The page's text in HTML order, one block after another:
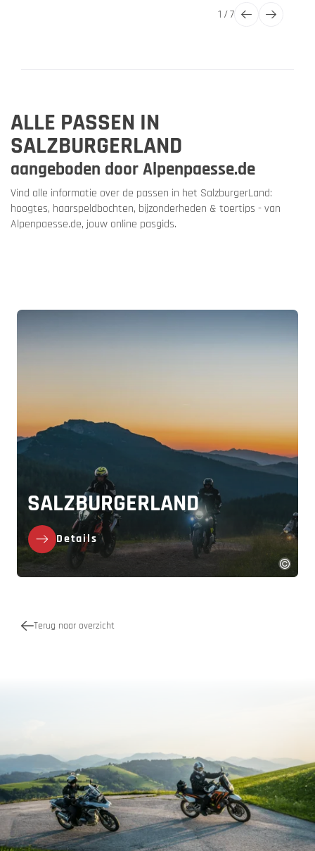
1 /7
ALLE PASSEN IN
SALZBURGERLAND
aangeboden door Alpenpaesse.de
Vind alle informatie over de passen in het SalzburgerLand:
hoogtes, haarspeldbochten, bijzonderheden & toertips - van
Alpenpaesse.de, jouw online pasgids.
SALZBURGERLAND
Details
Terug naar overzicht